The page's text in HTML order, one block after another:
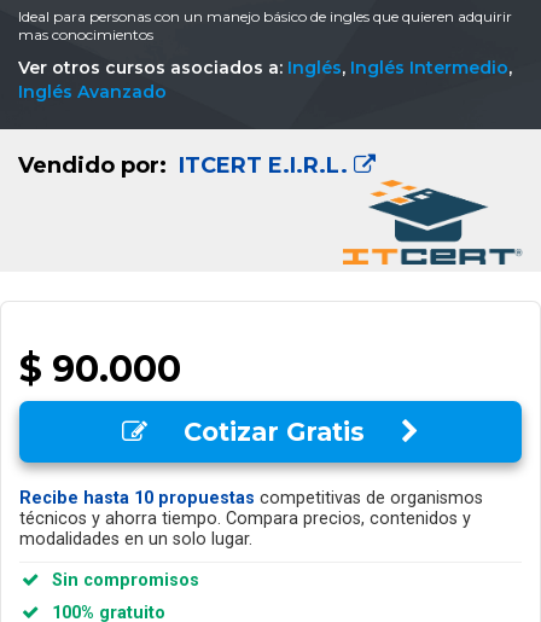
Ideal para personas con un manejo básico de ingles que quieren adquirir
mas conocimientos
Ver otros cursos asociados a: Inglés, Inglés Intermedio,
Inglés Avanzado
Vendido por: ITCERT E.I.R.L.
$ 90.000
Cotizar Gratis
Recibe hasta 10 propuestas competitivas de organismos
técnicos y ahorra tiempo. Compara precios, contenidos y
modalidades en un solo lugar.
Sin compromisos
100% gratuito